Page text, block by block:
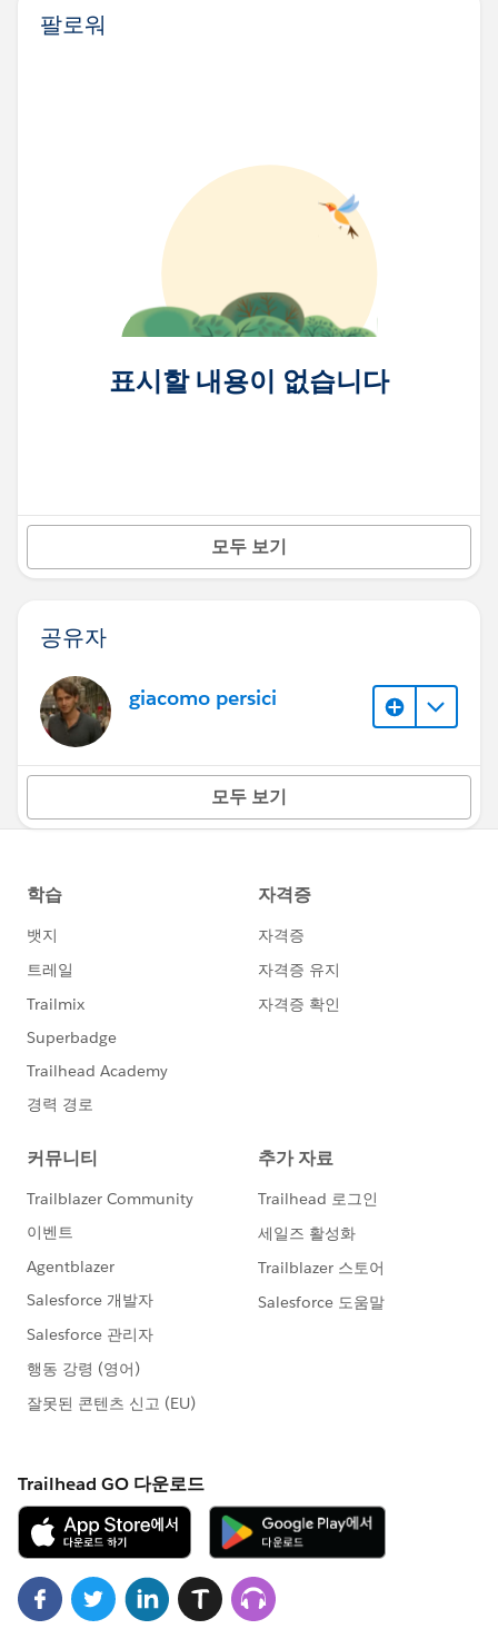
팔로워
표시할 내용이 없습니다
모두 보기
공유자
giacomo persici
모두 보기